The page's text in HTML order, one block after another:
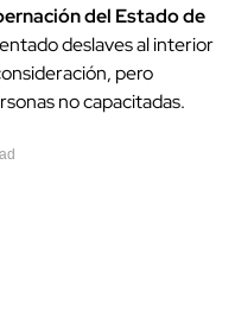
del Estado de
deslaves al interior
pero
no capacitadas.